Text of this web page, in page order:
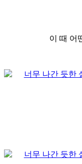
이 때 어